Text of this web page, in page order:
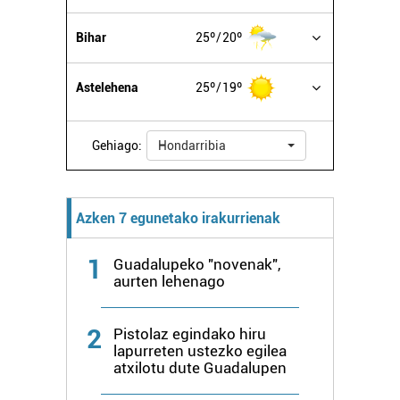
buruzko informazio gehiago eta ezarri zure lehentasunak
datuen atalean. Edozein unetan alda edo ken dezakezu
Webgune honek cookie propioak eta hirugarrenen cookie-
fitxategiak erabiltzen ditu. Zure esperientzia eta
zerbitzuak hobetzeko asmoz, cookie teknologiaz
baliatzen gara. Ohar hau onartuz gero, teknologia hori
Bihar 25º 20º
Astelehena 25º 19º
Gehiago: Hondarribia
Azken 7 egunetako irakurrienak
1
Guadalupeko "novenak",
aurten lehenago
2
Pistolaz egindako hiru
lapurreten ustezko egilea
atxilotu dute Guadalupen